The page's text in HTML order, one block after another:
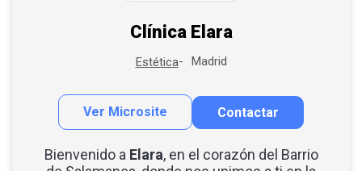
Clínica Elara
Estética Madrid
Ver Microsite Contactar
Contactar por correo
Llamar por teléfono
Bienvenido a Elara, en el corazón del Barrio